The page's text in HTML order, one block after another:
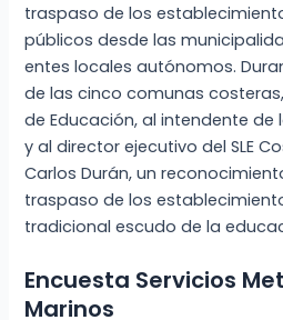
traspaso de los
públicos desde las
entes locales autónomos.
de las cinco comunas
de Educación, al intendente de
y al director ejecutivo del SLE
Carlos Durán, un
traspaso de los
tradicional escudo de la
Encuesta Servicios
Marinos